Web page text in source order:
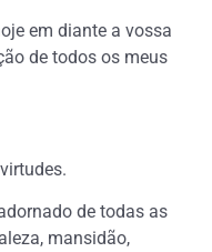
em diante a vossa
de todos os meus
de todas as
mansidão,